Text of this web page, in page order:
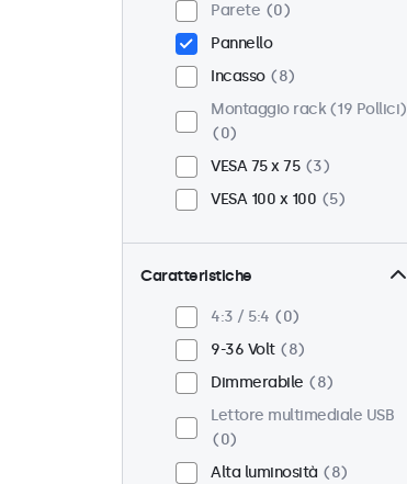
Parete
0
Pannello
Incasso
8
Montaggio rack (19 Pollici)
0
VESA 75 x 75
3
VESA 100 x 100
5
Caratteristiche
4:3 / 5:4
0
9-36 Volt
8
Dimmerabile
8
Lettore multimediale USB
0
Alta luminosità
8